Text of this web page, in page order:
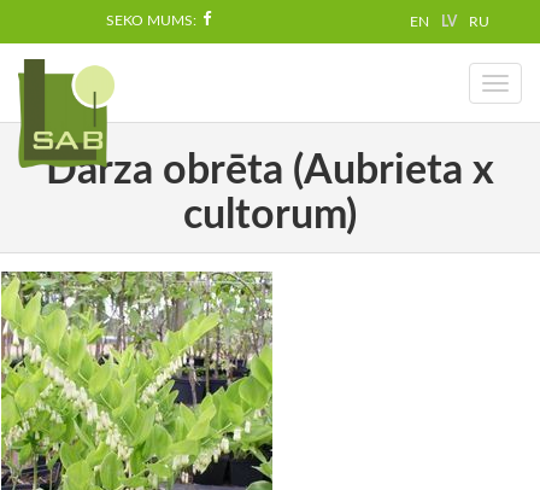
SEKO MUMS: EN LV RU
Toggle
Dārza obrēta (Aubrieta x
cultorum)